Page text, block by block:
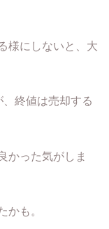
様にしないと、大
終値は売却する
かった気がしま
かも。